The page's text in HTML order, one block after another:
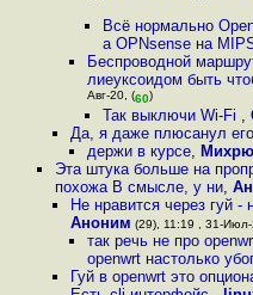
Всё нормально
а OPNsense на
Беспроводной
лиеуксоидом быть
Авг-20, (60)
Так выключи Wi-Fi ,
Да, я даже плюсанул его
держи в курсе,
Эта штука больше на
похожа В смысле, у ни,
Не нравится через гуй
Аноним (29), 11:19 , 31-
так речь не про
openwrt настолько
Гуй в openwrt это